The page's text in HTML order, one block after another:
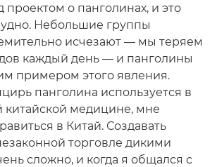
проектом о панголинах, и это
Небольшие группы
исчезают — мы теряем
каждый день — и панголины
примером этого явления.
панголина используется в
китайской медицине, мне
в Китай. Создавать
торговле дикими
сложно, и когда я общался с